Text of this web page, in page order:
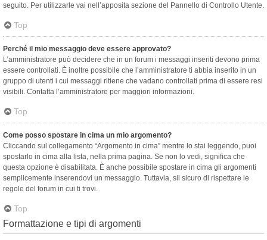
seguito. Per utilizzarle vai nell’apposita sezione del Pannello di Controllo Utente.
Top
Perché il mio messaggio deve essere approvato?
L’amministratore può decidere che in un forum i messaggi inseriti devono prima
essere controllati. È inoltre possibile che l’amministratore ti abbia inserito in un
gruppo di utenti i cui messaggi ritiene che vadano controllati prima di essere resi
visibili. Contatta l’amministratore per maggiori informazioni.
Top
Come posso spostare in cima un mio argomento?
Cliccando sul collegamento “Argomento in cima” mentre lo stai leggendo, puoi
spostarlo in cima alla lista, nella prima pagina. Se non lo vedi, significa che
questa opzione è disabilitata. È anche possibile spostare in cima gli argomenti
semplicemente inserendovi un messaggio. Tuttavia, sii sicuro di rispettare le
regole del forum in cui ti trovi.
Top
Formattazione e tipi di argomenti